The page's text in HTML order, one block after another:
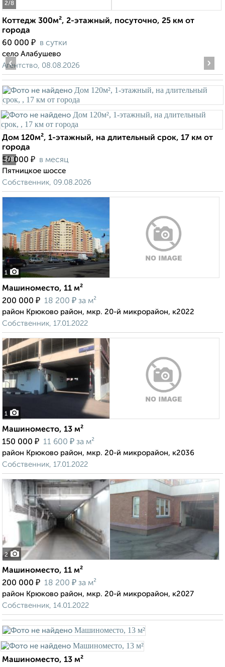
2/8
Коттедж 300м², 2-этажный, посуточно, 25 км от
города
60 000 ₽ в сутки
село Алабушево
Агентство, 08.08.2026
2/8
‹ ›
Дом 120м², 1-этажный, на длительный срок, 17 км от
города
50 000 ₽ в месяц
Пятницкое шоссе
Собственник, 09.08.2026
1
Машиноместо, 11 м²
200 000 ₽ 18 200 ₽ за м²
район Крюково район, мкр. 20-й микрорайон, к2022
Собственник, 17.01.2022
1
Машиноместо, 13 м²
150 000 ₽ 11 600 ₽ за м²
район Крюково район, мкр. 20-й микрорайон, к2036
Собственник, 17.01.2022
2
Машиноместо, 11 м²
200 000 ₽ 18 200 ₽ за м²
район Крюково район, мкр. 20-й микрорайон, к2027
Собственник, 14.01.2022
Машиноместо, 13 м²